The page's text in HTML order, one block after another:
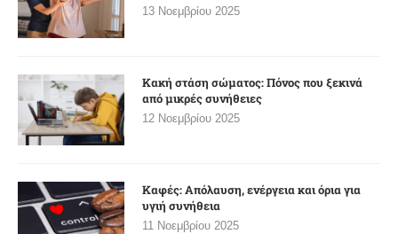
13 Νοεμβρίου 2025
Κακή στάση σώματος: Πόνος που ξεκινά
από μικρές συνήθειες
12 Νοεμβρίου 2025
Καφές: Απόλαυση, ενέργεια και όρια για
υγιή συνήθεια
11 Νοεμβρίου 2025